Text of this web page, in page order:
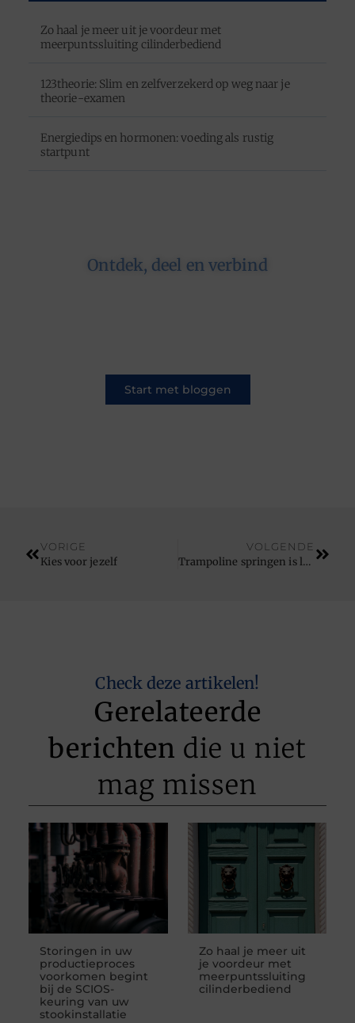
Zo haal je meer uit je voordeur met
meerpuntssluiting cilinderbediend
123theorie: Slim en zelfverzekerd op weg naar je
theorie-examen
Energiedips en hormonen: voeding als rustig
startpunt
Ontdek, deel en verbind
Start met bloggen
VORIGE
Kies voor jezelf
VOLGENDE
Trampoline springen is leuk en gezond, maar houdt het veilig
Check deze artikelen!
Gerelateerde
berichten die u niet
mag missen
Storingen in uw
productieproces
voorkomen begint
bij de SCIOS-
keuring van uw
stookinstallatie
Zo haal je meer uit
je voordeur met
meerpuntssluiting
cilinderbediend